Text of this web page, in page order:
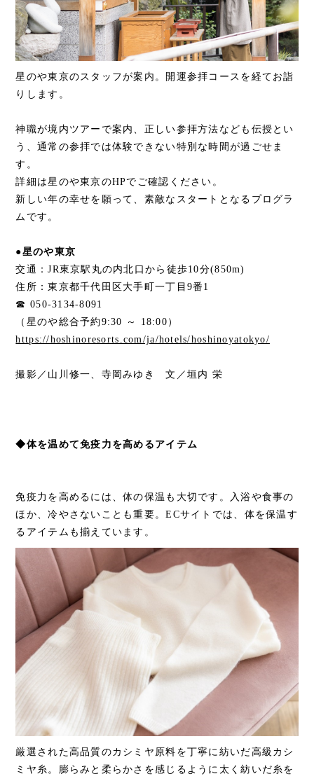
星のや東京のスタッフが案内。開運参拝コースを経てお詣
りします。
神職が境内ツアーで案内、正しい参拝方法なども伝授とい
う、通常の参拝では体験できない特別な時間が過ごせま
す。
詳細は星のや東京のHPでご確認ください。
新しい年の幸せを願って、素敵なスタートとなるプログラ
ムです。
●星のや東京
交通：JR東京駅丸の内北口から徒歩10分(850m)
住所：東京都千代田区大手町一丁目9番1
☎ 050-3134-8091
（星のや総合予約9:30 ～ 18:00）
https://hoshinoresorts.com/ja/hotels/hoshinoyatokyo/
撮影／山川修一、寺岡みゆき 文／垣内 栄
◆体を温めて免疫力を高めるアイテム
免疫力を高めるには、体の保温も大切です。入浴や食事の
ほか、冷やさないことも重要。ECサイトでは、体を保温す
るアイテムも揃えています。
厳選された高品質のカシミヤ原料を丁寧に紡いだ高級カシ
ミヤ糸。膨らみと柔らかさを感じるように太く紡いだ糸を